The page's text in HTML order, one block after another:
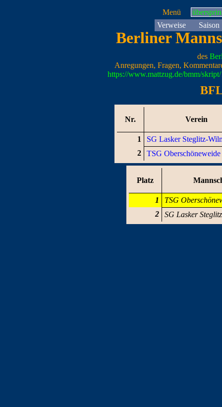
Menü
Verweise
Saison
Berliner
des
Anregungen, Fragen,
https://www.mattzug.de/bmm/
Nr. Verein
1
SG Lasker Steglitz-
2
TSG Oberschöneweide
Platz
1
TSG
2
SG Lasker